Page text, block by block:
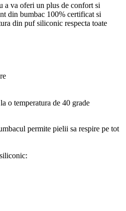
a va oferi un plus de confort si
din bumbac 100% certificat si
din puf siliconic respecta toate
o temperatura de 40 grade
permite pielii sa respire pe tot